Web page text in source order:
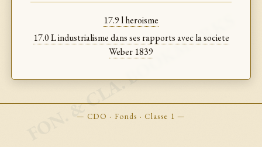
FON. & CLA. BOOKMARKS
17.9 l heroisme
17.0 L industrialisme dans ses rapports avec la societe
Weber 1839
— CDO · Fonds · Classe 1 —